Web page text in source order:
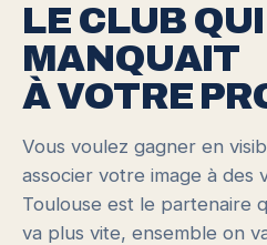
LE CLUB QUI
MANQUAIT
À VOTRE
Vous voulez gagner en
associer votre image à des
Toulouse est le partenaire
va plus vite, ensemble on